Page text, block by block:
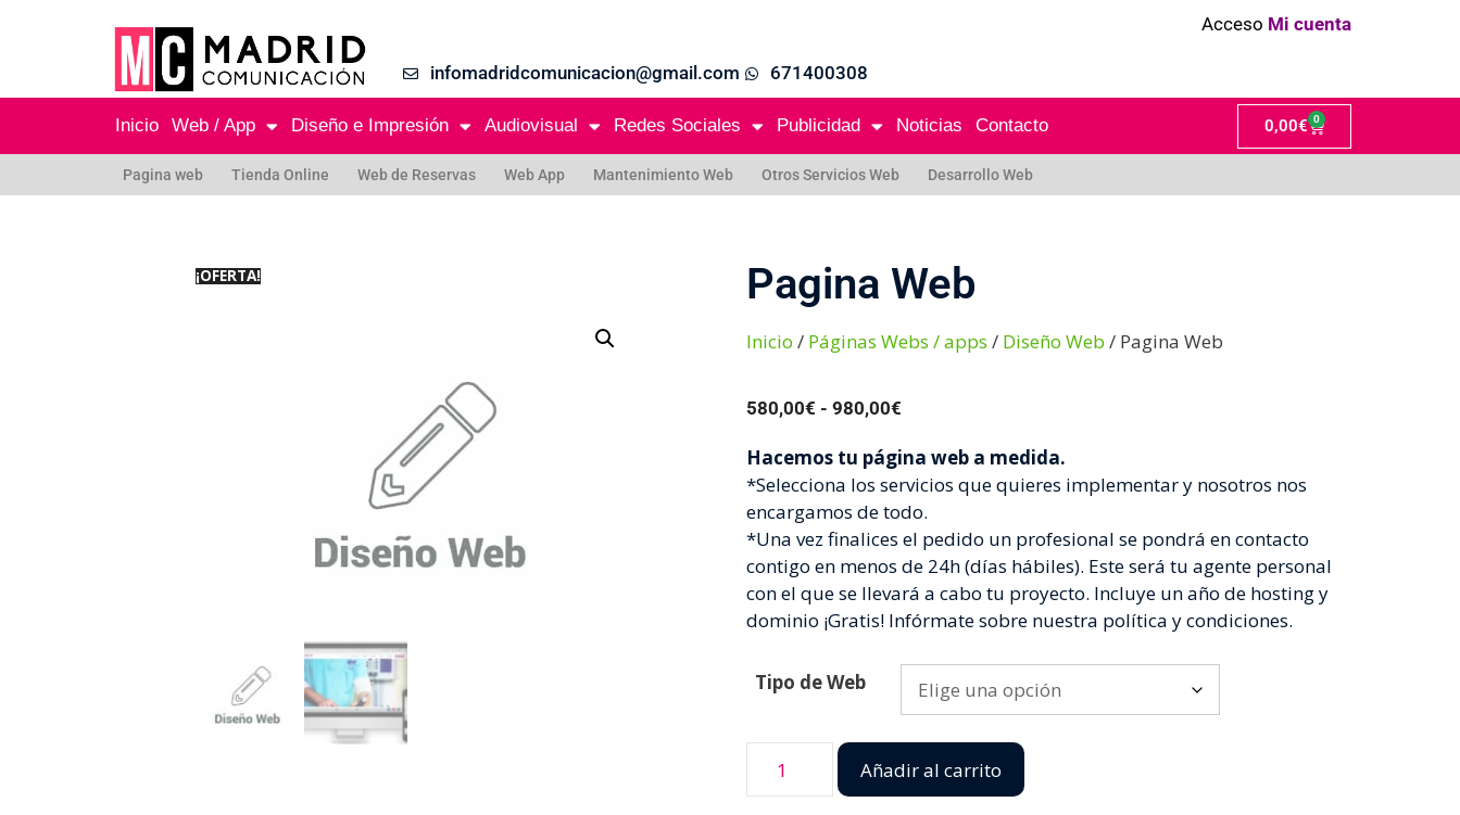
Acceso Mi cuenta
infomadridcomunicacion@gmail.com 671400308
Inicio Web / App Diseño e Impresión Audiovisual Redes Sociales Publicidad Noticias Contacto 0,00€ 0
Pagina web Tienda Online Web de Reservas Web App Mantenimiento Web Otros Servicios Web Desarrollo Web
¡OFERTA! Pagina Web
Inicio / Páginas Webs / apps / Diseño Web / Pagina Web
580,00€ - 980,00€
Hacemos tu página web a medida.
*Selecciona los servicios que quieres implementar y nosotros nos
encargamos de todo.
*Una vez finalices el pedido un profesional se pondrá en contacto
contigo en menos de 24h (días hábiles). Este será tu agente personal
con el que se llevará a cabo tu proyecto. Incluye un año de hosting y
dominio ¡Gratis! Infórmate sobre nuestra política y condiciones.
Tipo de Web
Añadir al carrito